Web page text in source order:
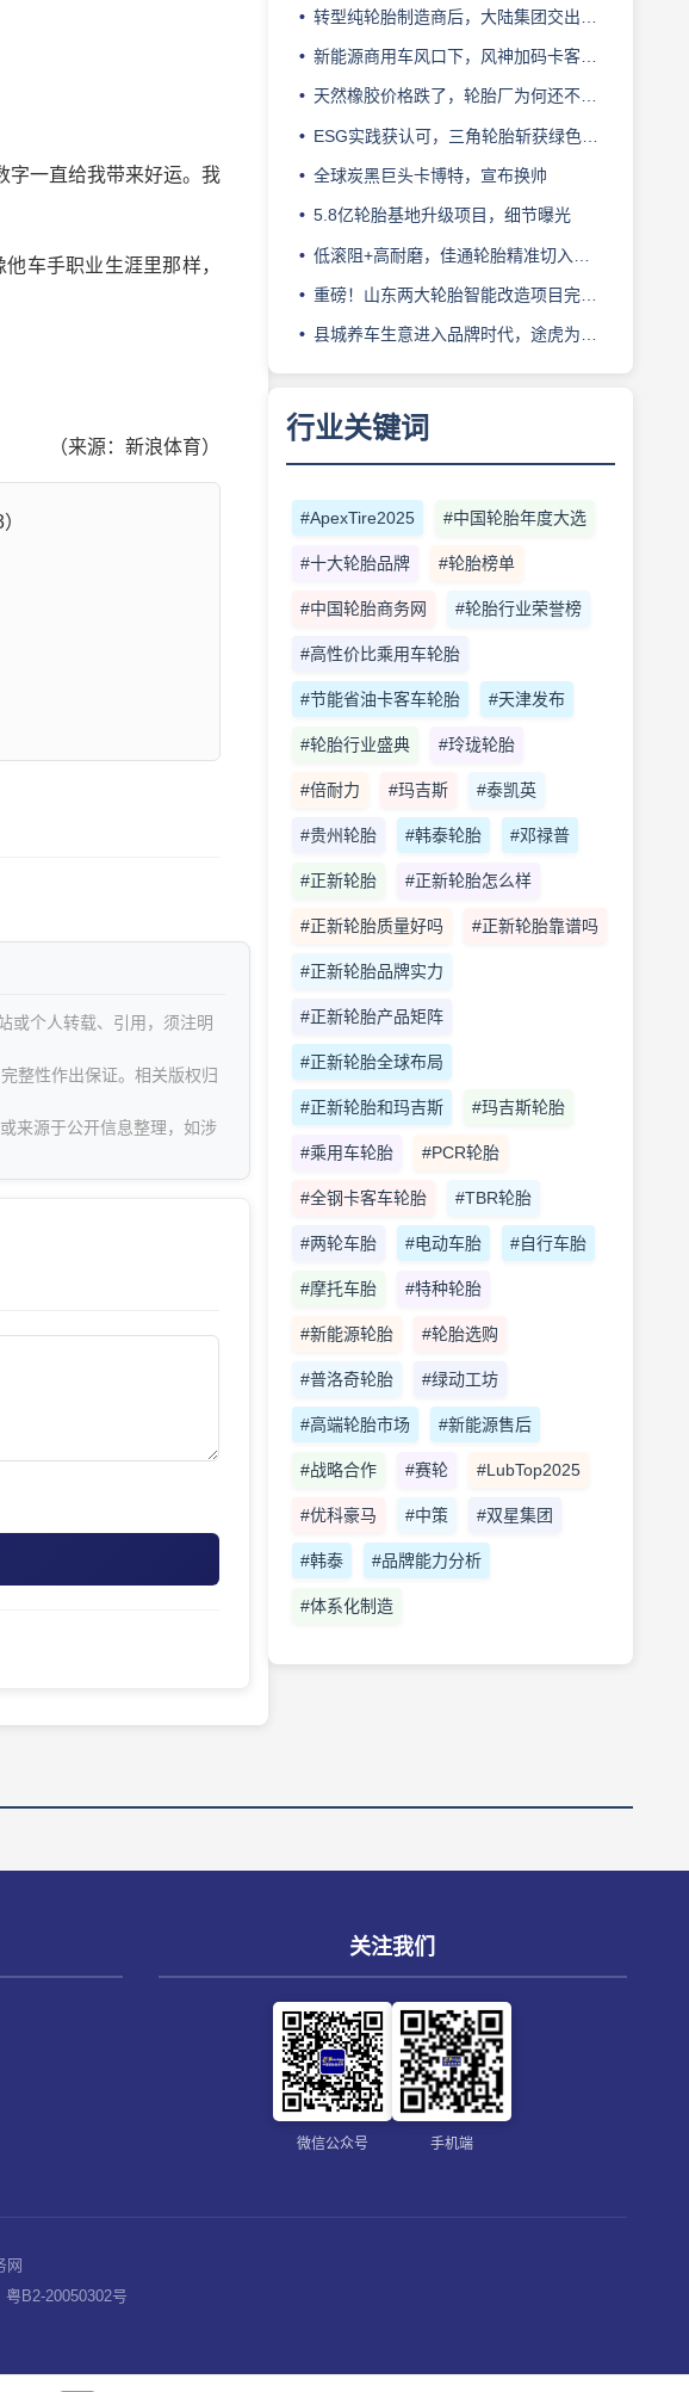
一直给我带来好运。我
车手职业生涯里那样，
（来源：新浪体育）
或个人转载、引用，须注明
整性作出保证。相关版权归
来源于公开信息整理，如涉
转型纯轮胎制造商后，大陆集团交出亮眼业绩
新能源商用车风口下，风神加码卡客车胎产能
天然橡胶价格跌了，轮胎厂为何还不敢“松口气”？
ESG实践获认可，三角轮胎斩获绿色发展典范企业奖
全球炭黑巨头卡博特，宣布换帅
5.8亿轮胎基地升级项目，细节曝光
低滚阻+高耐磨，佳通轮胎精准切入新能源轻卡赛道
重磅！山东两大轮胎智能改造项目完成备案
县城养车生意进入品牌时代，途虎为何此时加码“万镇万店”？
行业关键词
#ApexTire2025 #中国轮胎年度大选
#十大轮胎品牌 #轮胎榜单
#中国轮胎商务网 #轮胎行业荣誉榜
#高性价比乘用车轮胎
#节能省油卡客车轮胎 #天津发布
#轮胎行业盛典 #玲珑轮胎
#倍耐力 #玛吉斯 #泰凯英
#贵州轮胎 #韩泰轮胎 #邓禄普
#正新轮胎 #正新轮胎怎么样
#正新轮胎质量好吗 #正新轮胎靠谱吗
#正新轮胎品牌实力
#正新轮胎产品矩阵
#正新轮胎全球布局
#正新轮胎和玛吉斯 #玛吉斯轮胎
#乘用车轮胎 #PCR轮胎
#全钢卡客车轮胎 #TBR轮胎
#两轮车胎 #电动车胎 #自行车胎
#摩托车胎 #特种轮胎
#新能源轮胎 #轮胎选购
#普洛奇轮胎 #绿动工坊
#高端轮胎市场 #新能源售后
#战略合作 #赛轮 #LubTop2025
#优科豪马 #中策 #双星集团
#韩泰 #品牌能力分析
#体系化制造
关注我们
微信公众号 手机端
网
粤B2-20050302号